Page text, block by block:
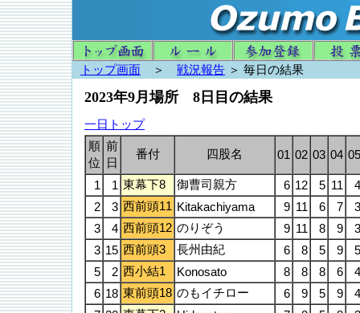
トップ画面 ＞ 戦況報告 ＞ 毎日の結果
2023年9月場所 8日目の結果
一日トップ
順
位
前
日
番付 四股名 01 02 03 04 05
1 1 東幕下8 御曹司親方 6 12 5 11
2
3 西前頭11 Kitakachiyama 9 11 6 7
3
4 西前頭12 のりぞう 9 11 8 9
3 15 西前頭3 長州由紀 6 8 5 9
5
2 西小結1 Konosato 8 8 8 6
6 18 東前頭18 のもイチロー 6 9 5 9